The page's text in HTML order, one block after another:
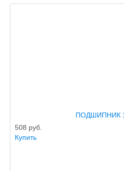
ПОДШИПНИК
508 руб.
Купить